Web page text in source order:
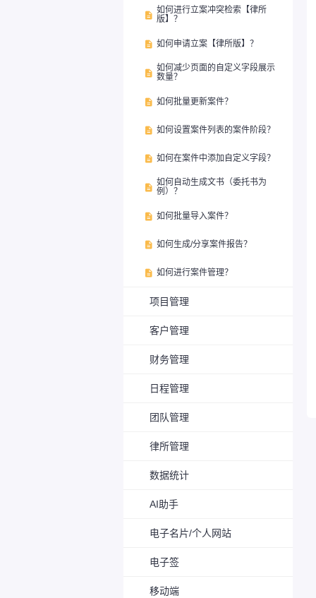
 如何进行立案冲突检索【律所
版】？
 如何申请立案【律所版】？
 如何减少页面的自定义字段展示
数量？
 如何批量更新案件？
 如何设置案件列表的案件阶段？
 如何在案件中添加自定义字段？
 如何自动生成文书（委托书为
例）？
 如何批量导入案件？
 如何生成/分享案件报告？
 如何进行案件管理？
项目管理
客户管理
财务管理
日程管理
团队管理
律所管理
数据统计
AI助手
电子名片/个人网站
电子签
移动端